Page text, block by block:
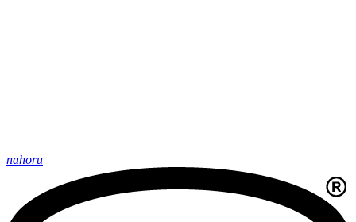
nahoru